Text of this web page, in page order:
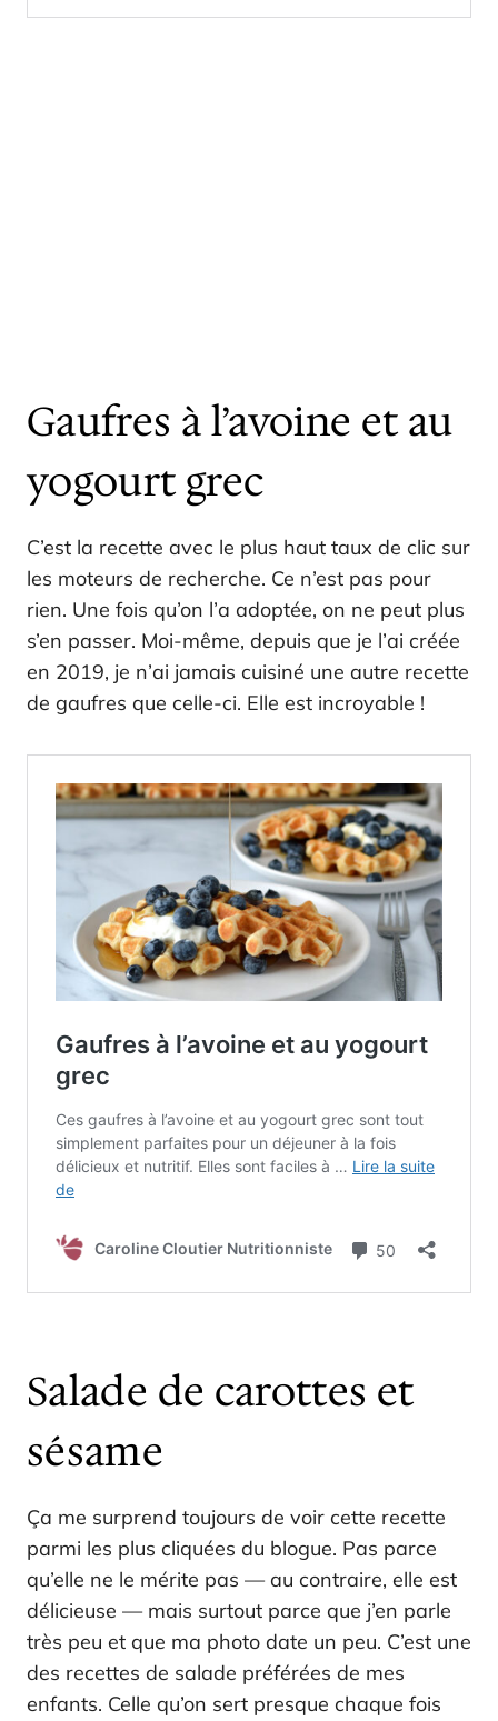
Gaufres à l’avoine et au
yogourt grec
C’est la recette avec le plus haut taux de clic sur
les moteurs de recherche. Ce n’est pas pour
rien. Une fois qu’on l’a adoptée, on ne peut plus
s’en passer. Moi-même, depuis que je l’ai créée
en 2019, je n’ai jamais cuisiné une autre recette
de gaufres que celle-ci. Elle est incroyable !
Salade de carottes et
sésame
Ça me surprend toujours de voir cette recette
parmi les plus cliquées du blogue. Pas parce
qu’elle ne le mérite pas — au contraire, elle est
délicieuse — mais surtout parce que j’en parle
très peu et que ma photo date un peu. C’est une
des recettes de salade préférées de mes
enfants. Celle qu’on sert presque chaque fois